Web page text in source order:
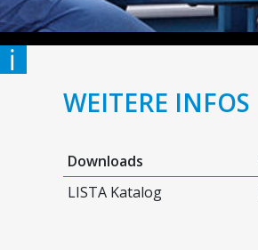
WEITERE INFOS
Downloads
LISTA Katalog